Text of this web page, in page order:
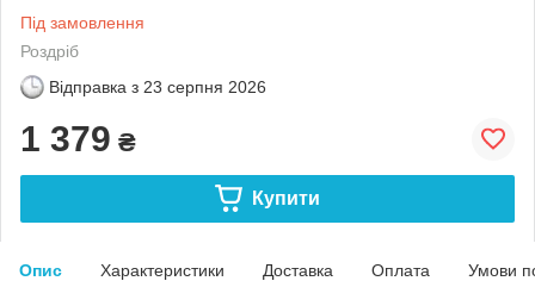
Під замовлення
Роздріб
Відправка з 23 серпня 2026
1 379 ₴
Купити
Опис Характеристики Доставка Оплата Умови